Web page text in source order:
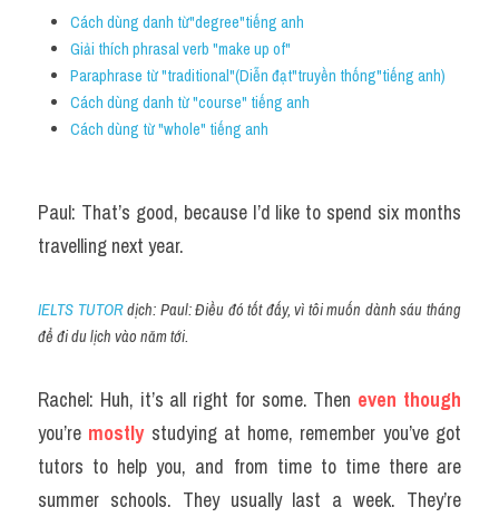
Cách dùng danh từ"degree"tiếng anh
Giải thích phrasal verb "make up of"
Paraphrase từ "traditional"(Diễn đạt"truyền thống"tiếng anh)
Cách dùng danh từ "course" tiếng anh
Cách dùng từ "whole" tiếng anh
Paul: That’s good, because I’d like to spend six months
travelling next year.
IELTS TUTOR dịch: Paul: Điều đó tốt đấy, vì tôi muốn dành sáu tháng
để đi du lịch vào năm tới.
Rachel: Huh, it’s all right for some. Then
you’re mostly studying at home, remember you’ve got
tutors to help you, and from time to time there are
summer schools. They usually last a week. They’re